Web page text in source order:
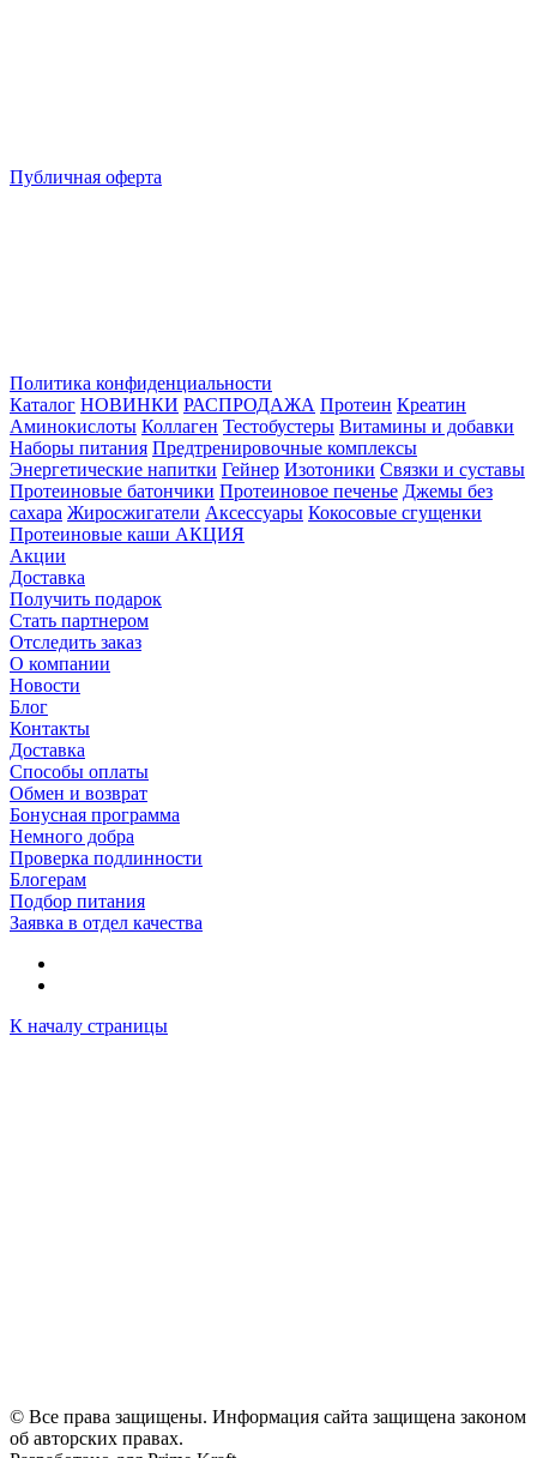
Публичная оферта
Политика конфиденциальности
Каталог НОВИНКИ РАСПРОДАЖА Протеин Креатин
Аминокислоты Коллаген Тестобустеры Витамины и добавки
Наборы питания Предтренировочные комплексы
Энергетические напитки Гейнер Изотоники Связки и суставы
Протеиновые батончики Протеиновое печенье Джемы без
сахара Жиросжигатели Аксессуары Кокосовые сгущенки
Протеиновые каши АКЦИЯ
Акции
Доставка
Получить подарок
Стать партнером
Отследить заказ
О компании
Новости
Блог
Контакты
Доставка
Способы оплаты
Обмен и возврат
Бонусная программа
Немного добра
Проверка подлинности
Блогерам
Подбор питания
Заявка в отдел качества
К началу страницы
© Все права защищены. Информация сайта защищена законом
об авторских правах.